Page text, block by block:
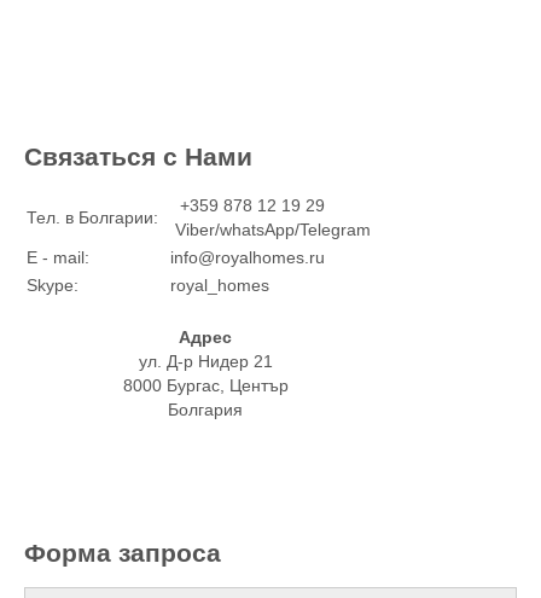
Связаться с Нами
Тел. в Болгарии:
+359 878 12 19 29
Viber/whatsApp/Telegram
E - mail:
info@royalhomes.ru
Skype:
royal_homes
Адрес
ул. Д-р Нидер 21
8000 Бургас, Център
Болгария
Форма запроса